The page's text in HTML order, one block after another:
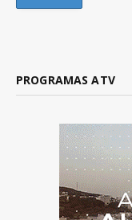
PROGRAMAS ATV